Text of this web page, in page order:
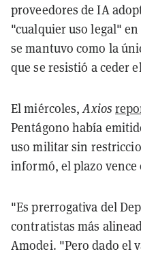
proveedores de IA
"cualquier uso legal"
se mantuvo como la
que se resistió a ceder
El miércoles,Axios
Pentágono había
uso militar sin
informó, el plazo vence
"Es prerrogativa del
contratistas más
Amodei. "Pero dado el